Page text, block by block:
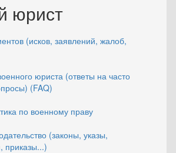
юрист
(исков, заявлений, жалоб,
юриста (ответы на часто
(FAQ)
по военному праву
(законы, указы,
приказы...)